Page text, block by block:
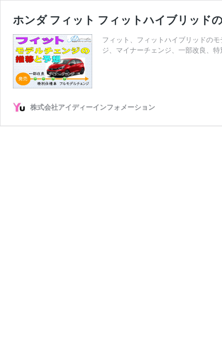
ホンダ フィット フィットハイブリッド
フィット、フィットハイブリッドの
ジ、マイナーチェンジ、一部改良、
株式会社アイディーインフォメーション